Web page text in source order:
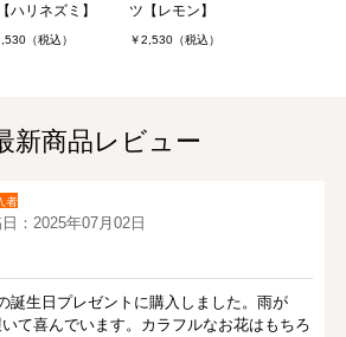
ハリネズミ】
（税込）
ツ【レモン】
￥2,530（税込）
新商品レビュー
者
：2025年07月02日
誕生日プレゼントに購入しました。雨が
て喜んでいます。カラフルなお花はもちろ